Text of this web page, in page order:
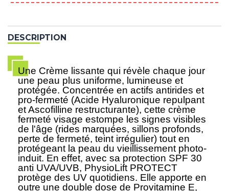
DESCRIPTION
Une Crème lissante qui révèle chaque jour
une peau plus uniforme, lumineuse et
protégée. Concentrée en actifs antirides et
pro-fermeté (Acide Hyaluronique repulpant
et Ascofilline restructurante), cette crème
fermeté visage estompe les signes visibles
de l'âge (rides marquées, sillons profonds,
perte de fermeté, teint irrégulier) tout en
protégeant la peau du vieillissement photo-
induit. En effet, avec sa protection SPF 30
anti UVA/UVB, PhysioLift PROTECT
protège des UV quotidiens. Elle apporte en
outre une double dose de Provitamine E,